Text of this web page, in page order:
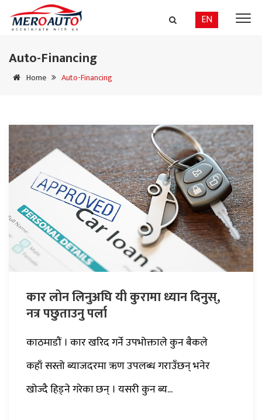
EN
Auto-Financing
Home Auto-Financing
कार लोन लिनुअघि यी कुरामा ध्यान दिनुस्,
नत्र पछुताउनु पर्ला
काठमाडौं । कार खरिद गर्ने उपभोक्ताले कुन बैकले
कहाँ सस्तो ब्याजदरमा ऋण उपलब्ध गराउँछन् भनेर
खोज्दै हिड्ने गरेका छन् । यसरी कुन ब्य...